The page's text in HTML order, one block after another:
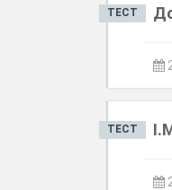
ТЕСТ
ТЕСТ